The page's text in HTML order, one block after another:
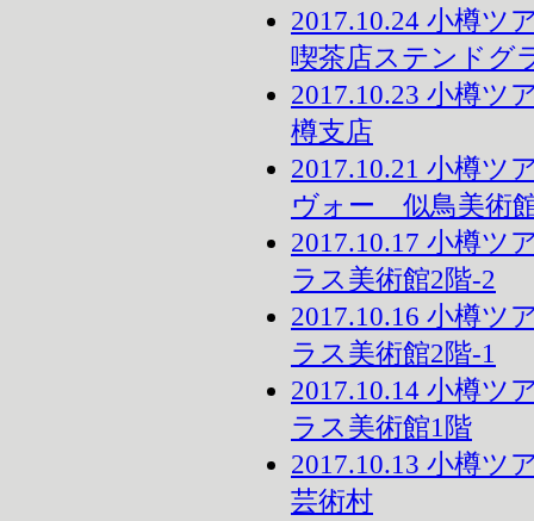
2017.10.24 小樽
喫茶店ステンドグ
2017.10.23 小樽
樽支店
2017.10.21 小樽
ヴォー 似鳥美術
2017.10.17 小樽
ラス美術館2階-2
2017.10.16 小樽
ラス美術館2階-1
2017.10.14 小樽
ラス美術館1階
2017.10.13 小樽
芸術村